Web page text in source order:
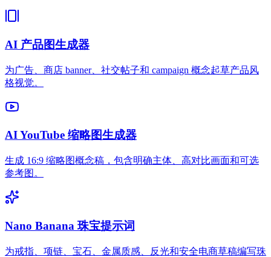
AI 产品图生成器
为广告、商店 banner、社交帖子和 campaign 概念起草产品风
格视觉。
AI YouTube 缩略图生成器
生成 16:9 缩略图概念稿，包含明确主体、高对比画面和可选
参考图。
Nano Banana 珠宝提示词
为戒指、项链、宝石、金属质感、反光和安全电商草稿编写珠